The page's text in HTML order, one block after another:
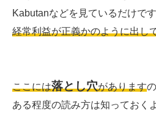
Kabutanなどを見ているだけです
経常利益が正義かのように出し
ここには落とし穴があります
ある程度の読み方は知っておく